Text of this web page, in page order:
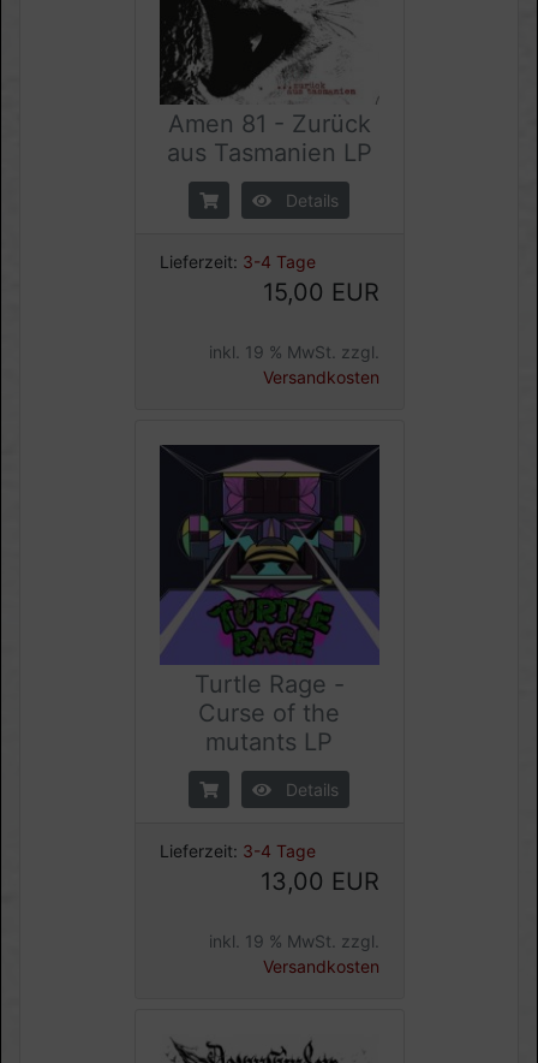
Amen 81 - Zurück
aus Tasmanien LP
Details
Lieferzeit: 3-4 Tage
15,00 EUR
inkl. 19 % MwSt. zzgl.
Versandkosten
Turtle Rage -
Curse of the
mutants LP
Details
Lieferzeit: 3-4 Tage
13,00 EUR
inkl. 19 % MwSt. zzgl.
Versandkosten